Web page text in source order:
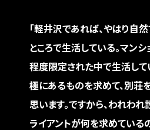
「軽井沢であれば、やはり自
ところで生活している。マン
程度限定された中で生活して
極にあるものを求めて、別荘
思います。ですから、われわ
ライアントが何を求めている